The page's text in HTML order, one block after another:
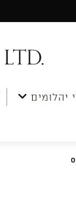
יהלומים